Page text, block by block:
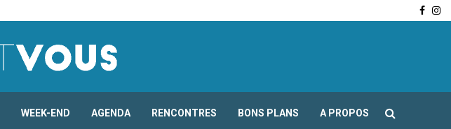
WEEK-END AGENDA RENCONTRES BONS PLANS A PROPOS